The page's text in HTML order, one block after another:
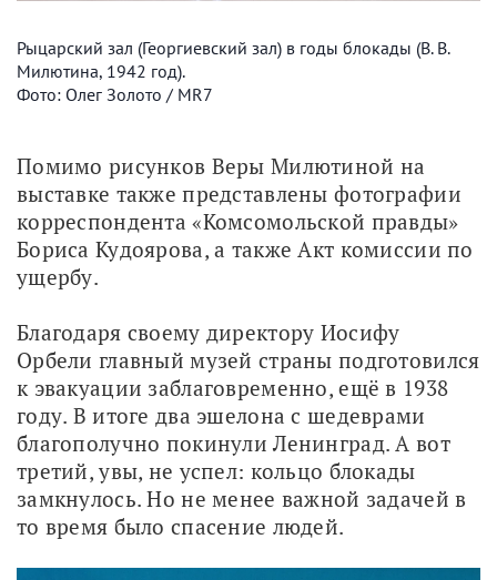
Рыцарский зал (Георгиевский зал) в годы блокады (В. В.
Милютина, 1942 год).
Фото: Олег Золото / MR7
Помимо рисунков Веры Милютиной на
выставке также представлены фотографии
корреспондента «Комсомольской правды»
Бориса Кудоярова, а также Акт комиссии по
ущербу.
Благодаря своему директору Иосифу
Орбели главный музей страны подготовился
к эвакуации заблаговременно, ещё в 1938
году. В итоге два эшелона с шедеврами
благополучно покинули Ленинград. А вот
третий, увы, не успел: кольцо блокады
замкнулось. Но не менее важной задачей в
то время было спасение людей.